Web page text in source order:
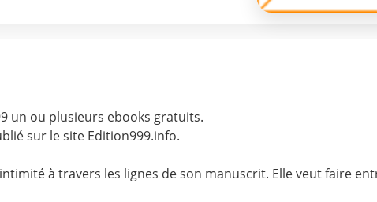
un ou plusieurs ebooks gratuits.
sur le site Edition999.info.
à travers les lignes de son manuscrit. Elle veut faire